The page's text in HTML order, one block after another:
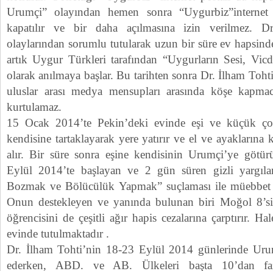
Urumçi” olayından hemen sonra
kapatılır ve bir daha açılmasına izin verilmez.
olaylarından sorumlu tutularak uzun bir süre ev
artık Uygur Türkleri tarafından “Uygurların Sesi,
olarak anılmaya başlar. Bu tarihten sonra Dr. İlham
uluslar arası medya mensupları arasında köşe
kurtulamaz.
15 Ocak 2014’te Pekin’deki evinde eşi ve küçük
kendisine tartaklayarak yere yatırır ve el ve ayaklarına
alır. Bir süre sonra eşine kendisinin Urumçi’ye
Eylül 2014’te başlayan ve 2 gün süren gizli
Bozmak ve Bölücülük Yapmak” suçlaması ile müebbet
Onun destekleyen ve yanında bulunan biri Moğol
öğrencisini de çeşitli ağır hapis cezalarına çarptırır.
evinde tutulmaktadır .
Dr. İlham Tohti’nin 18-23 Eylül 2014 günlerinde
ederken, ABD. ve AB. Ülkeleri başta 10’dan